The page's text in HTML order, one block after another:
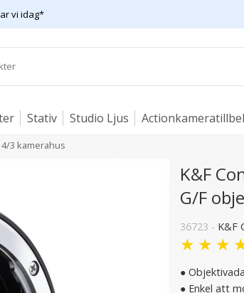
vi idag*
Stativ Studio Ljus
3 kamerahus
K&F
G/F
36723 - K&F
★ ★ ★
●
● Enkel att